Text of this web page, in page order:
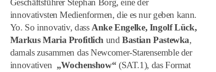
Geschäftsführer Stephan Borg, eine der
innovativsten Medienformen, die es nur geben kann.
Yo. So innovativ, dass Anke Engelke, Ingolf Lück,
Markus Maria Profitlich undBastian Pastewka,
damals zusammen das Newcomer-Starensemble der
innovativen „Wochenshow“ (SAT.1), das Format